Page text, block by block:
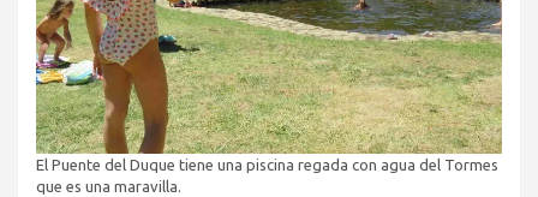
El Puente del Duque tiene una piscina regada con agua del Tormes
que es una maravilla.